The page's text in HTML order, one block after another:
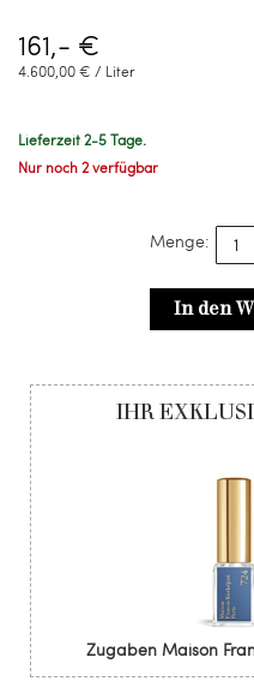
161,- €
4.600,00 € / Liter
Lieferzeit 2-5 Tage.
Nur noch 2 verfügbar
Menge:
In den
IHR
Zugaben Maison